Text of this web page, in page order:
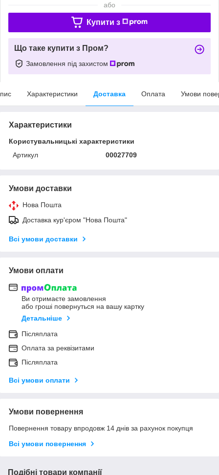
або
Купити з
Що таке купити з Пром?
Замовлення під захистом
Характеристики Доставка Оплата Умови
Характеристики
Користувальницькі характеристики
Артикул
00027709
Умови доставки
Нова Пошта
Доставка кур'єром "Нова Пошта"
Всі умови доставки
Умови оплати
Ви отримаєте замовлення
або гроші повернуться на вашу картку
Детальніше
Післяплата
Оплата за реквізитами
Післяплата
Всі умови оплати
Умови повернення
Повернення товару впродовж 14 днів за рахунок покупця
Всі умови повернення
Подібні товари компанії